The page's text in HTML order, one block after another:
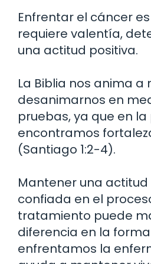
Enfrentar el cáncer
requiere valentía,
una actitud positiva.
La Biblia nos anima a
desanimarnos en
pruebas, ya que en
encontramos
(Santiago 1:2-4).
Mantener una actitud
confiada en el
tratamiento puede
diferencia en la
enfrentamos la